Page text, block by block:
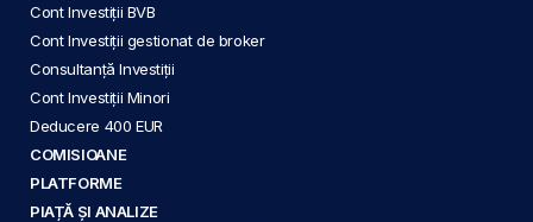
Cont Investiții BVB
Cont Investiții gestionat de broker
Consultanță Investiții
Cont Investiții Minori
Deducere 400 EUR
COMISIOANE
PLATFORME
PIAȚĂ ȘI ANALIZE